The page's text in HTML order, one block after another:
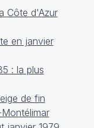
Côte d'Azur
en janvier
: la plus
de fin